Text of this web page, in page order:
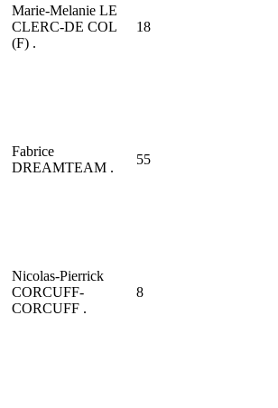
Marie-Melanie LE
CLERC-DE COL
(F) .
18
Fabrice
DREAMTEAM .
55
Nicolas-Pierrick
CORCUFF-
CORCUFF .
8